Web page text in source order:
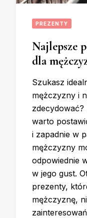
PREZENTY
Najlepsze
dla
Szukasz
mężczyzny i
zdecydować?
warto
i zapadnie w
mężczyzny
odpowiednie
w jego gust.
prezenty,
mężczyznę,